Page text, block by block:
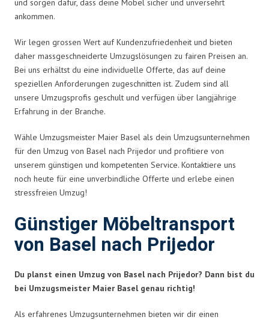
und sorgen dafür, dass deine Möbel sicher und unversehrt
ankommen.
Wir legen grossen Wert auf Kundenzufriedenheit und bieten
daher massgeschneiderte Umzugslösungen zu fairen Preisen an.
Bei uns erhältst du eine individuelle Offerte, das auf deine
speziellen Anforderungen zugeschnitten ist. Zudem sind all
unsere Umzugsprofis geschult und verfügen über langjährige
Erfahrung in der Branche.
Wähle Umzugsmeister Maier Basel als dein Umzugsunternehmen
für den Umzug von Basel nach Prijedor und profitiere von
unserem günstigen und kompetenten Service. Kontaktiere uns
noch heute für eine unverbindliche Offerte und erlebe einen
stressfreien Umzug!
Günstiger Möbeltransport
von Basel nach Prijedor
Du planst einen Umzug von Basel nach Prijedor? Dann bist du
bei Umzugsmeister Maier Basel genau richtig!
Als erfahrenes Umzugsunternehmen bieten wir dir einen